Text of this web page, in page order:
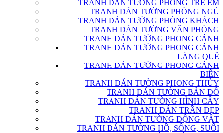
TRANH DÁN TƯỜNG PHÒNG TRẺ EM
TRANH DÁN TƯỜNG PHÒNG NGỦ
TRANH DÁN TƯỜNG PHÒNG KHÁCH
TRANH DÁN TƯỜNG VĂN PHÒNG
TRANH DÁN TƯỜNG PHONG CẢNH
TRANH DÁN TƯỜNG PHONG CẢNH
LÀNG QUÊ
TRANH DÁN TƯỜNG PHONG CẢNH
BIỂN
TRANH DÁN TƯỜNG PHONG THỦY
TRANH DÁN TƯỜNG BẢN ĐỒ
TRANH DÁN TƯỜNG HÌNH CÂY
TRANH DÁN TRẦN ĐẸP
TRANH DÁN TƯỜNG ĐỘNG VẬT
TRANH DÁN TƯỜNG HỒ, SÔNG, SUỐI